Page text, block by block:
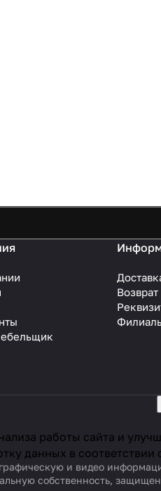
и видео
собственность,
работы сайта и
данных в соответствии